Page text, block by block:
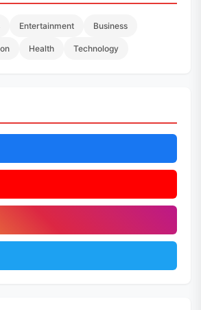
Entertainment Business
Health Technology